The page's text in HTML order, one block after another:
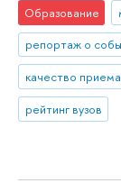
Образование
репортаж о
качество приема
рейтинг вузов